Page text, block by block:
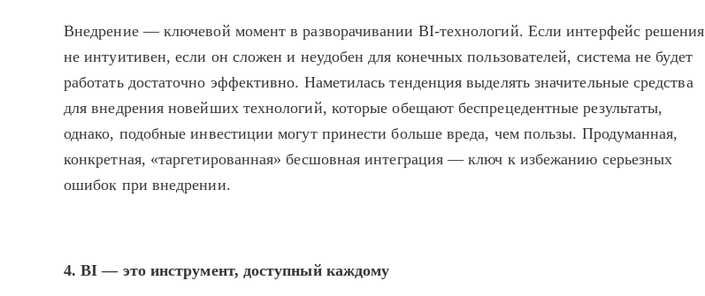
Внедрение — ключевой момент в разворачивании BI-технологий. Если интерфейс решения
не интуитивен, если он сложен и неудобен для конечных пользователей, система не будет
работать достаточно эффективно. Наметилась тенденция выделять значительные средства
для внедрения новейших технологий, которые обещают беспрецедентные результаты,
однако, подобные инвестиции могут принести больше вреда, чем пользы. Продуманная,
конкретная, «таргетированная» бесшовная интеграция — ключ к избежанию серьезных
ошибок при внедрении.
4.BI — это инструмент, доступный каждому